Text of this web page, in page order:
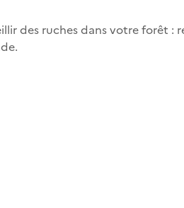
des ruches dans votre forêt :